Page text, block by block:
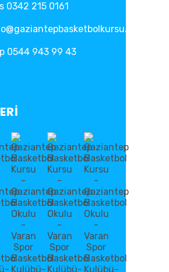
0342 215 0161
0544 943 99 43